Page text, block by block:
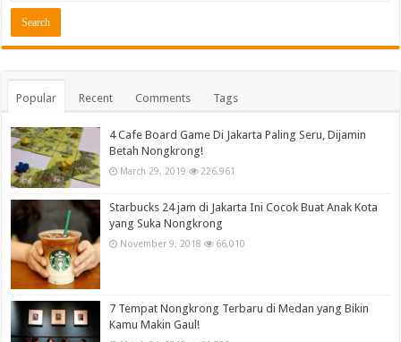
Popular Recent Comments Tags
4 Cafe Board Game Di Jakarta Paling Seru, Dijamin
Betah Nongkrong!
March 29, 2019 226,961
Starbucks 24 jam di Jakarta Ini Cocok Buat Anak Kota
yang Suka Nongkrong
November 9, 2018 66,010
7 Tempat Nongkrong Terbaru di Medan yang Bikin
Kamu Makin Gaul!